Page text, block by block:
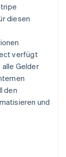
diesen
verfügt
alle Gelder
den
und